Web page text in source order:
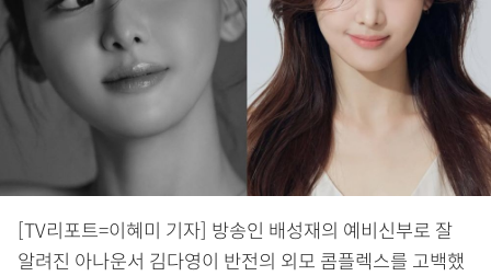
[TV리포트=이혜미 기자] 방송인 배성재의 예비신부로 잘
알려진 아나운서 김다영이 반전의 외모 콤플렉스를 고백했